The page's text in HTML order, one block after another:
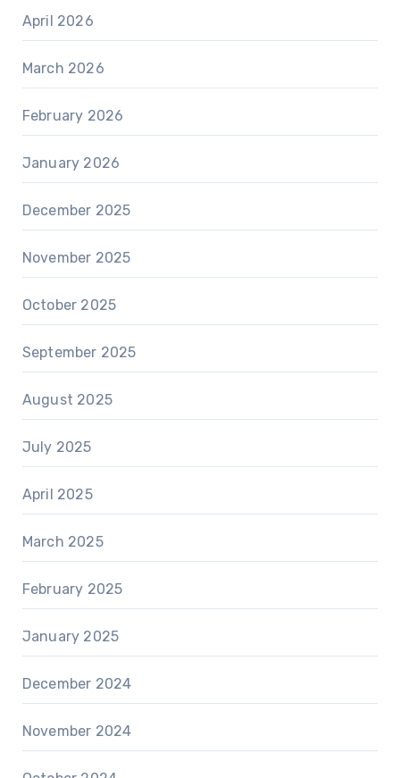
April 2026
March 2026
February 2026
January 2026
December 2025
November 2025
October 2025
September 2025
August 2025
July 2025
April 2025
March 2025
February 2025
January 2025
December 2024
November 2024